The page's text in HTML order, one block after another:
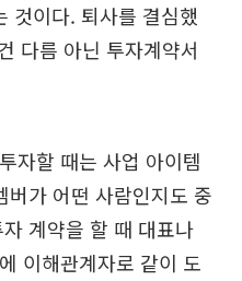
것이다. 퇴사를 결심했
다름 아닌 투자계약서
자할 때는 사업 아이템
가 어떤 사람인지도 중
계약을 할 때 대표나
이해관계자로 같이 도